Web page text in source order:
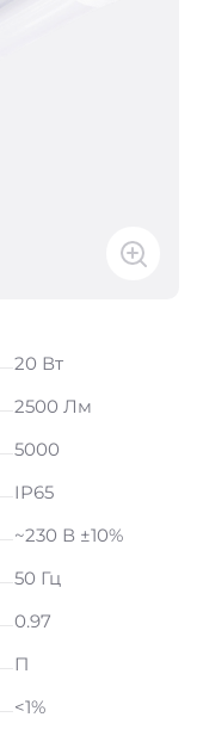
20 Вт
2500 Лм
5000
IP65
~230 В ±10%
50 Гц
0.97
П
<1%